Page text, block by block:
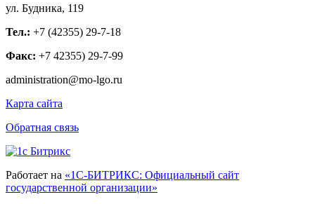
ул. Будника, 119
Тел.: +7 (42355) 29-7-18
Факс: +7 42355) 29-7-99
administration@mo-lgo.ru
Карта сайта
Обратная связь
Работает на «1С-БИТРИКС: Официальный сайт
государственной организации»